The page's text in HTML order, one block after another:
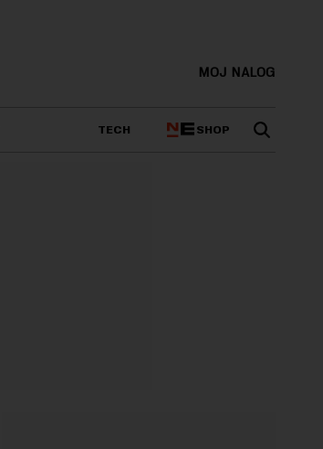
MOJ NALOG
TECH SHOP